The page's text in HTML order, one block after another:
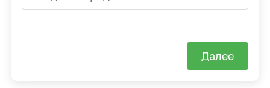
Далее